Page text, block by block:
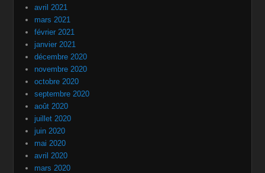
avril 2021
mars 2021
février 2021
janvier 2021
décembre 2020
novembre 2020
octobre 2020
septembre 2020
août 2020
juillet 2020
juin 2020
mai 2020
avril 2020
mars 2020